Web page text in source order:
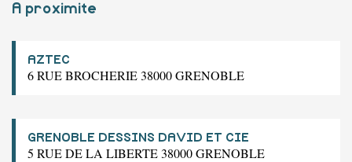
A proximite
AZTEC
6 RUE BROCHERIE 38000 GRENOBLE
GRENOBLE DESSINS DAVID ET CIE
5 RUE DE LA LIBERTE 38000 GRENOBLE